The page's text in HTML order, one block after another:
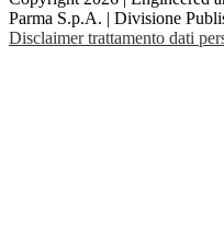
Parma S.p.A. | Divisione
Disclaimer trattamento dati